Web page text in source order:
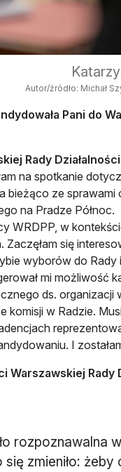
Autor/źródło: Michał
Pani do
Rady
na spotkanie
bieżąco ze
na Pradze
WRDPP, w
się
wyborów do
mi możliwość
ds. organizacji
komisji w Radzie.
I
Warszawskiej Rady
rozpoznawalna
zmieniło: żeby